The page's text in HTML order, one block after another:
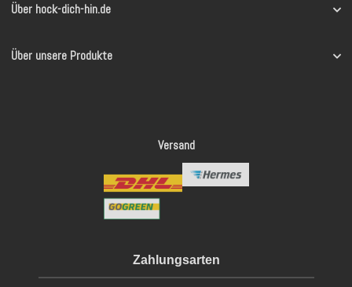
Über hock-dich-hin.de
Über unsere Produkte
Versand
Zahlungsarten